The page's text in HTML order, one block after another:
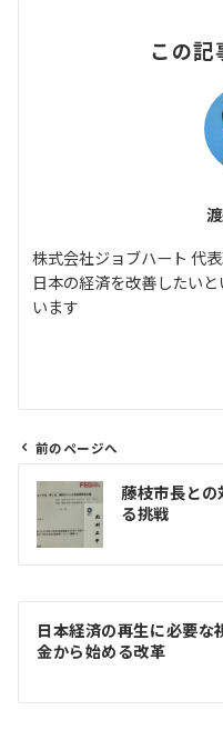
この記
株式会社ジョブハート 代
日本の経済を改善したい
います
ビ
ン
前のページへ
藤枝市長との
る挑戦
日本経済の再生に必要
金から始める改革